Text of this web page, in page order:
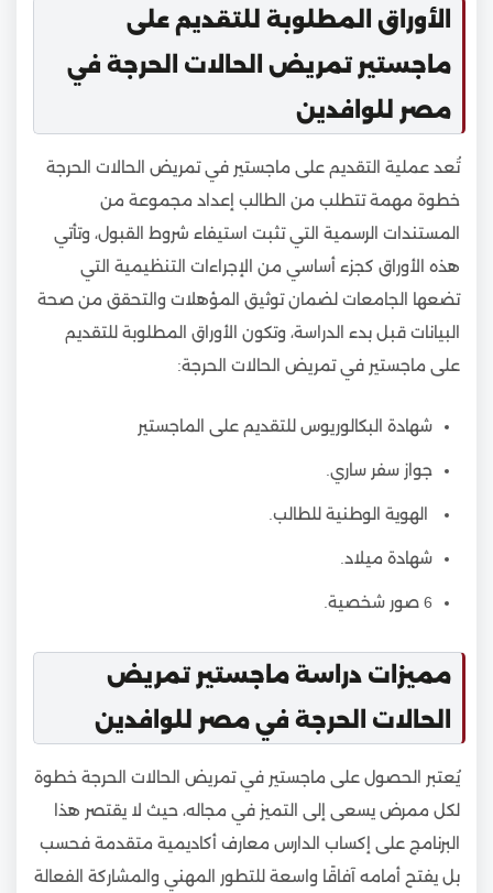
الأوراق المطلوبة للتقديم على
ماجستير تمريض الحالات الحرجة في
مصر للوافدين
تُعد عملية التقديم على ماجستير في تمريض الحالات الحرجة
خطوة مهمة تتطلب من الطالب إعداد مجموعة من
المستندات الرسمية التي تثبت استيفاء شروط القبول، وتأتي
هذه الأوراق كجزء أساسي من الإجراءات التنظيمية التي
تضعها الجامعات لضمان توثيق المؤهلات والتحقق من صحة
البيانات قبل بدء الدراسة، وتكون الأوراق المطلوبة للتقديم
على ماجستير في تمريض الحالات الحرجة:
شهادة البكالوريوس للتقديم على الماجستير
جواز سفر ساري.
الهوية الوطنية للطالب.
شهادة ميلاد.
6 صور شخصية.
مميزات دراسة ماجستير تمريض
الحالات الحرجة في مصر للوافدين
يُعتبر الحصول على ماجستير في تمريض الحالات الحرجة خطوة
لكل ممرض يسعى إلى التميز في مجاله، حيث لا يقتصر هذا
البرنامج على إكساب الدارس معارف أكاديمية متقدمة فحسب
بل يفتح أمامه آفاقًا واسعة للتطور المهني والمشاركة الفعالة